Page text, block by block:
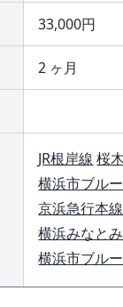
33,000円
2 ヶ月
JR根岸線 桜
横浜市ブル
京浜急行本線
横浜みなと
横浜市ブル